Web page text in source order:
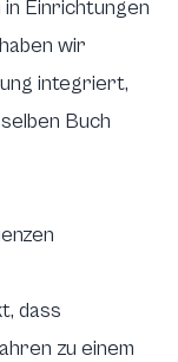
Einrichtungen
wir
integriert,
Buch
dass
zu einem